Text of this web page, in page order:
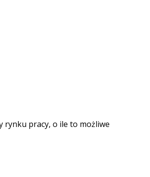
rynku pracy, o ile to możliwe